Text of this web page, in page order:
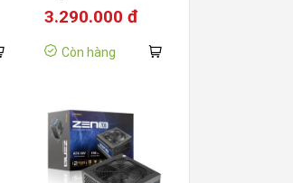
LEADEX VII XG
80PLUS Gold White
3.290.000 đ
Còn hàng